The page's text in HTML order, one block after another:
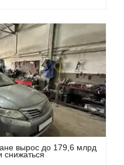
вырос до 179,6 млрд
снижаться